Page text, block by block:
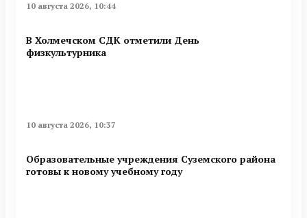
10 августа 2026, 10:44
В Холмечском СДК отметили День
физкультурника
10 августа 2026, 10:37
Образовательные учреждения Суземского района
готовы к новому учебному году